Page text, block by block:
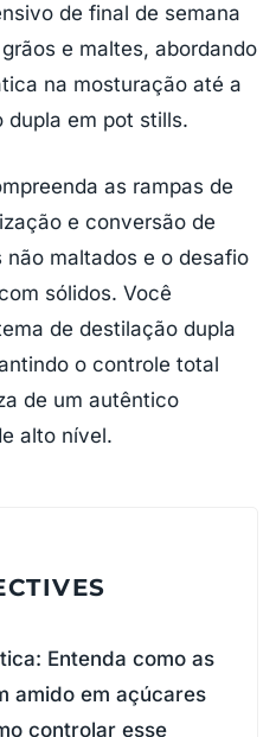
de final de semana
e maltes, abordando
na mosturação até a
dupla em pot stills.
as rampas de
e conversão de
maltados e o desafio
sólidos. Você
de destilação dupla
o controle total
de um autêntico
alto nível.
Entenda como as
amido em açúcares
controlar esse